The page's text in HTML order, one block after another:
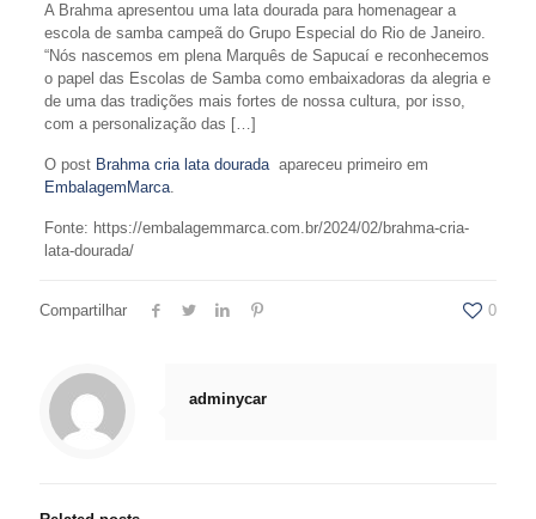
A Brahma apresentou uma lata dourada para homenagear a
escola de samba campeã do Grupo Especial do Rio de Janeiro.
“Nós nascemos em plena Marquês de Sapucaí e reconhecemos
o papel das Escolas de Samba como embaixadoras da alegria e
de uma das tradições mais fortes de nossa cultura, por isso,
com a personalização das […]
O post Brahma cria lata dourada apareceu primeiro em
EmbalagemMarca.
Fonte: https://embalagemmarca.com.br/2024/02/brahma-cria-
lata-dourada/
Compartilhar 0
adminycar